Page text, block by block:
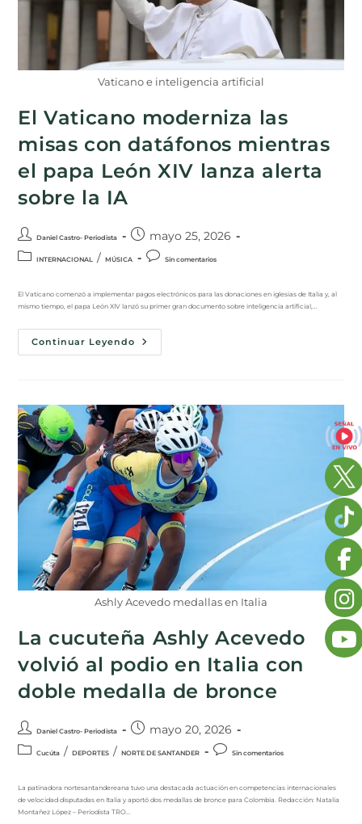
Vaticano e inteligencia artificial
El Vaticano moderniza las
misas con datáfonos mientras
el papa León XIV lanza alerta
sobre la IA
Daniel Castro- Periodista mayo 25, 2026
INTERNACIONAL / MÚSICA Sin comentarios
El Vaticano comenzó a implementar pagos electrónicos para las donaciones en iglesias de Italia y, al
mismo tiempo, el papa León XIV lanzó su primer gran documento sobre inteligencia artificial,…
Continuar Leyendo
Ashly Acevedo medallas en Italia
La cucuteña Ashly Acevedo
volvió al podio en Italia con
doble medalla de bronce
Daniel Castro- Periodista mayo 20, 2026
Cucúta / DEPORTES / NORTE DE SANTANDER Sin comentarios
La patinadora nortesantandereana tuvo una destacada actuación en competencias internacionales
de velocidad disputadas en Italia y aportó dos medallas de bronce para Colombia. Redacción: Natalia
Montañez López – Periodista TRO…